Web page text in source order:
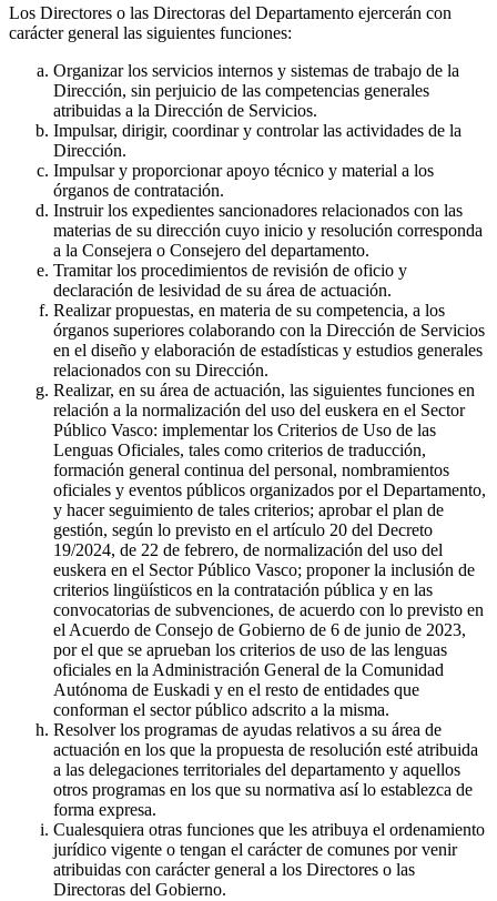
Los Directores o las Directoras del Departamento ejercerán con
carácter general las siguientes funciones:
Organizar los servicios internos y sistemas de trabajo de la
Dirección, sin perjuicio de las competencias generales
atribuidas a la Dirección de Servicios.
Impulsar, dirigir, coordinar y controlar las actividades de la
Dirección.
Impulsar y proporcionar apoyo técnico y material a los
órganos de contratación.
Instruir los expedientes sancionadores relacionados con las
materias de su dirección cuyo inicio y resolución corresponda
a la Consejera o Consejero del departamento.
Tramitar los procedimientos de revisión de oficio y
declaración de lesividad de su área de actuación.
Realizar propuestas, en materia de su competencia, a los
órganos superiores colaborando con la Dirección de Servicios
en el diseño y elaboración de estadísticas y estudios generales
relacionados con su Dirección.
Realizar, en su área de actuación, las siguientes funciones en
relación a la normalización del uso del euskera en el Sector
Público Vasco: implementar los Criterios de Uso de las
Lenguas Oficiales, tales como criterios de traducción,
formación general continua del personal, nombramientos
oficiales y eventos públicos organizados por el Departamento,
y hacer seguimiento de tales criterios; aprobar el plan de
gestión, según lo previsto en el artículo 20 del Decreto
19/2024, de 22 de febrero, de normalización del uso del
euskera en el Sector Público Vasco; proponer la inclusión de
criterios lingüísticos en la contratación pública y en las
convocatorias de subvenciones, de acuerdo con lo previsto en
el Acuerdo de Consejo de Gobierno de 6 de junio de 2023,
por el que se aprueban los criterios de uso de las lenguas
oficiales en la Administración General de la Comunidad
Autónoma de Euskadi y en el resto de entidades que
conforman el sector público adscrito a la misma.
Resolver los programas de ayudas relativos a su área de
actuación en los que la propuesta de resolución esté atribuida
a las delegaciones territoriales del departamento y aquellos
otros programas en los que su normativa así lo establezca de
forma expresa.
Cualesquiera otras funciones que les atribuya el ordenamiento
jurídico vigente o tengan el carácter de comunes por venir
atribuidas con carácter general a los Directores o las
Directoras del Gobierno.